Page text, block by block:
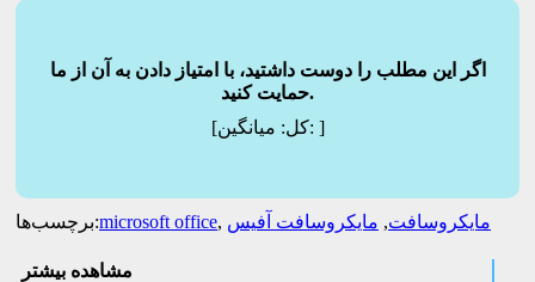
اگر این مطلب را دوست داشتید، با امتیاز دادن به آن از ما
حمایت کنید.
[کل:میانگین: ]
برچسب‌ها:microsoft office, مایکروسافت, مایکروسافت آفیس
مشاهده بیشتر